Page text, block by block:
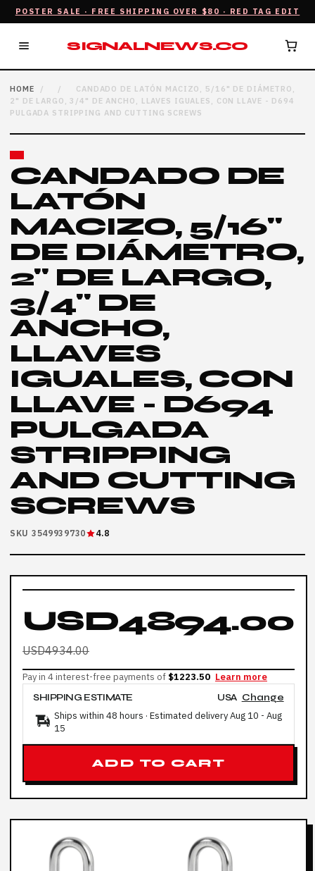
POSTER SALE · FREE SHIPPING OVER $80 · RED TAG EDIT
SIGNALNEWS.CO
HOME / /
CANDADO DE LATÓN MACIZO, 5/16" DE DIÁMETRO,
2" DE LARGO, 3/4" DE ANCHO, LLAVES IGUALES, CON LLAVE - D694
PULGADA STRIPPING AND CUTTING SCREWS
CANDADO DE
LATÓN
MACIZO, 5/16"
DE DIÁMETRO,
2" DE LARGO,
3/4" DE
ANCHO,
LLAVES
IGUALES, CON
LLAVE - D694
PULGADA
STRIPPING
AND CUTTING
SCREWS
SKU 3549939730 4.8
USD4894.00
USD4934.00
Pay in 4 interest-free payments of $1223.50 Learn more
SHIPPING ESTIMATE
USA Change
Ships within 48 hours · Estimated deliveryAug 10 - Aug
15
ADD TO CART